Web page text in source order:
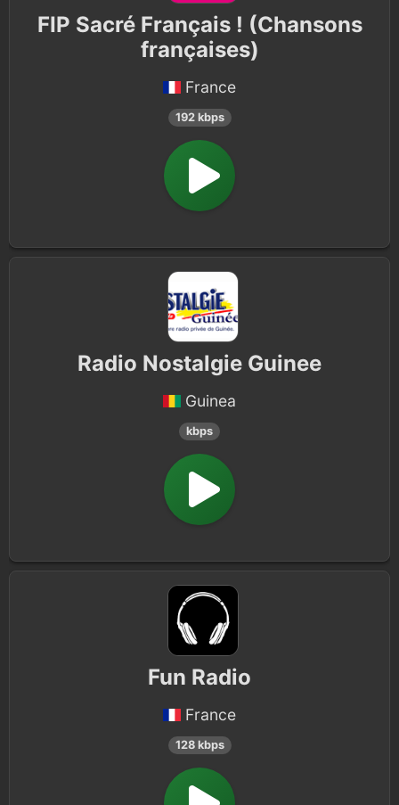
FIP Sacré Français ! (Chansons
françaises)
France
192 kbps
Radio Nostalgie Guinee
Guinea
kbps
Fun Radio
France
128 kbps